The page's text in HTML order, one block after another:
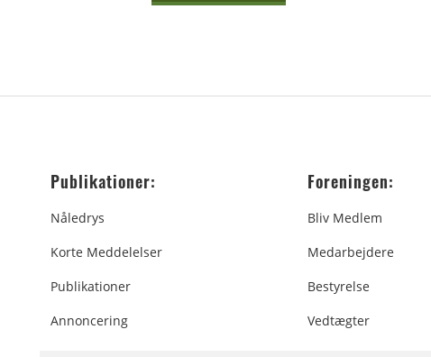
Publikationer:
Nåledrys
Korte Meddelelser
Publikationer
Annoncering
Foreningen:
Bliv Medlem
Medarbejdere
Bestyrelse
Vedtægter